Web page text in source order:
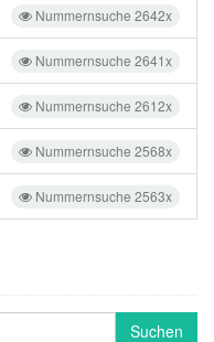
Nummernsuche 2642x
Nummernsuche 2641x
Nummernsuche 2612x
Nummernsuche 2568x
Nummernsuche 2563x
Suchen